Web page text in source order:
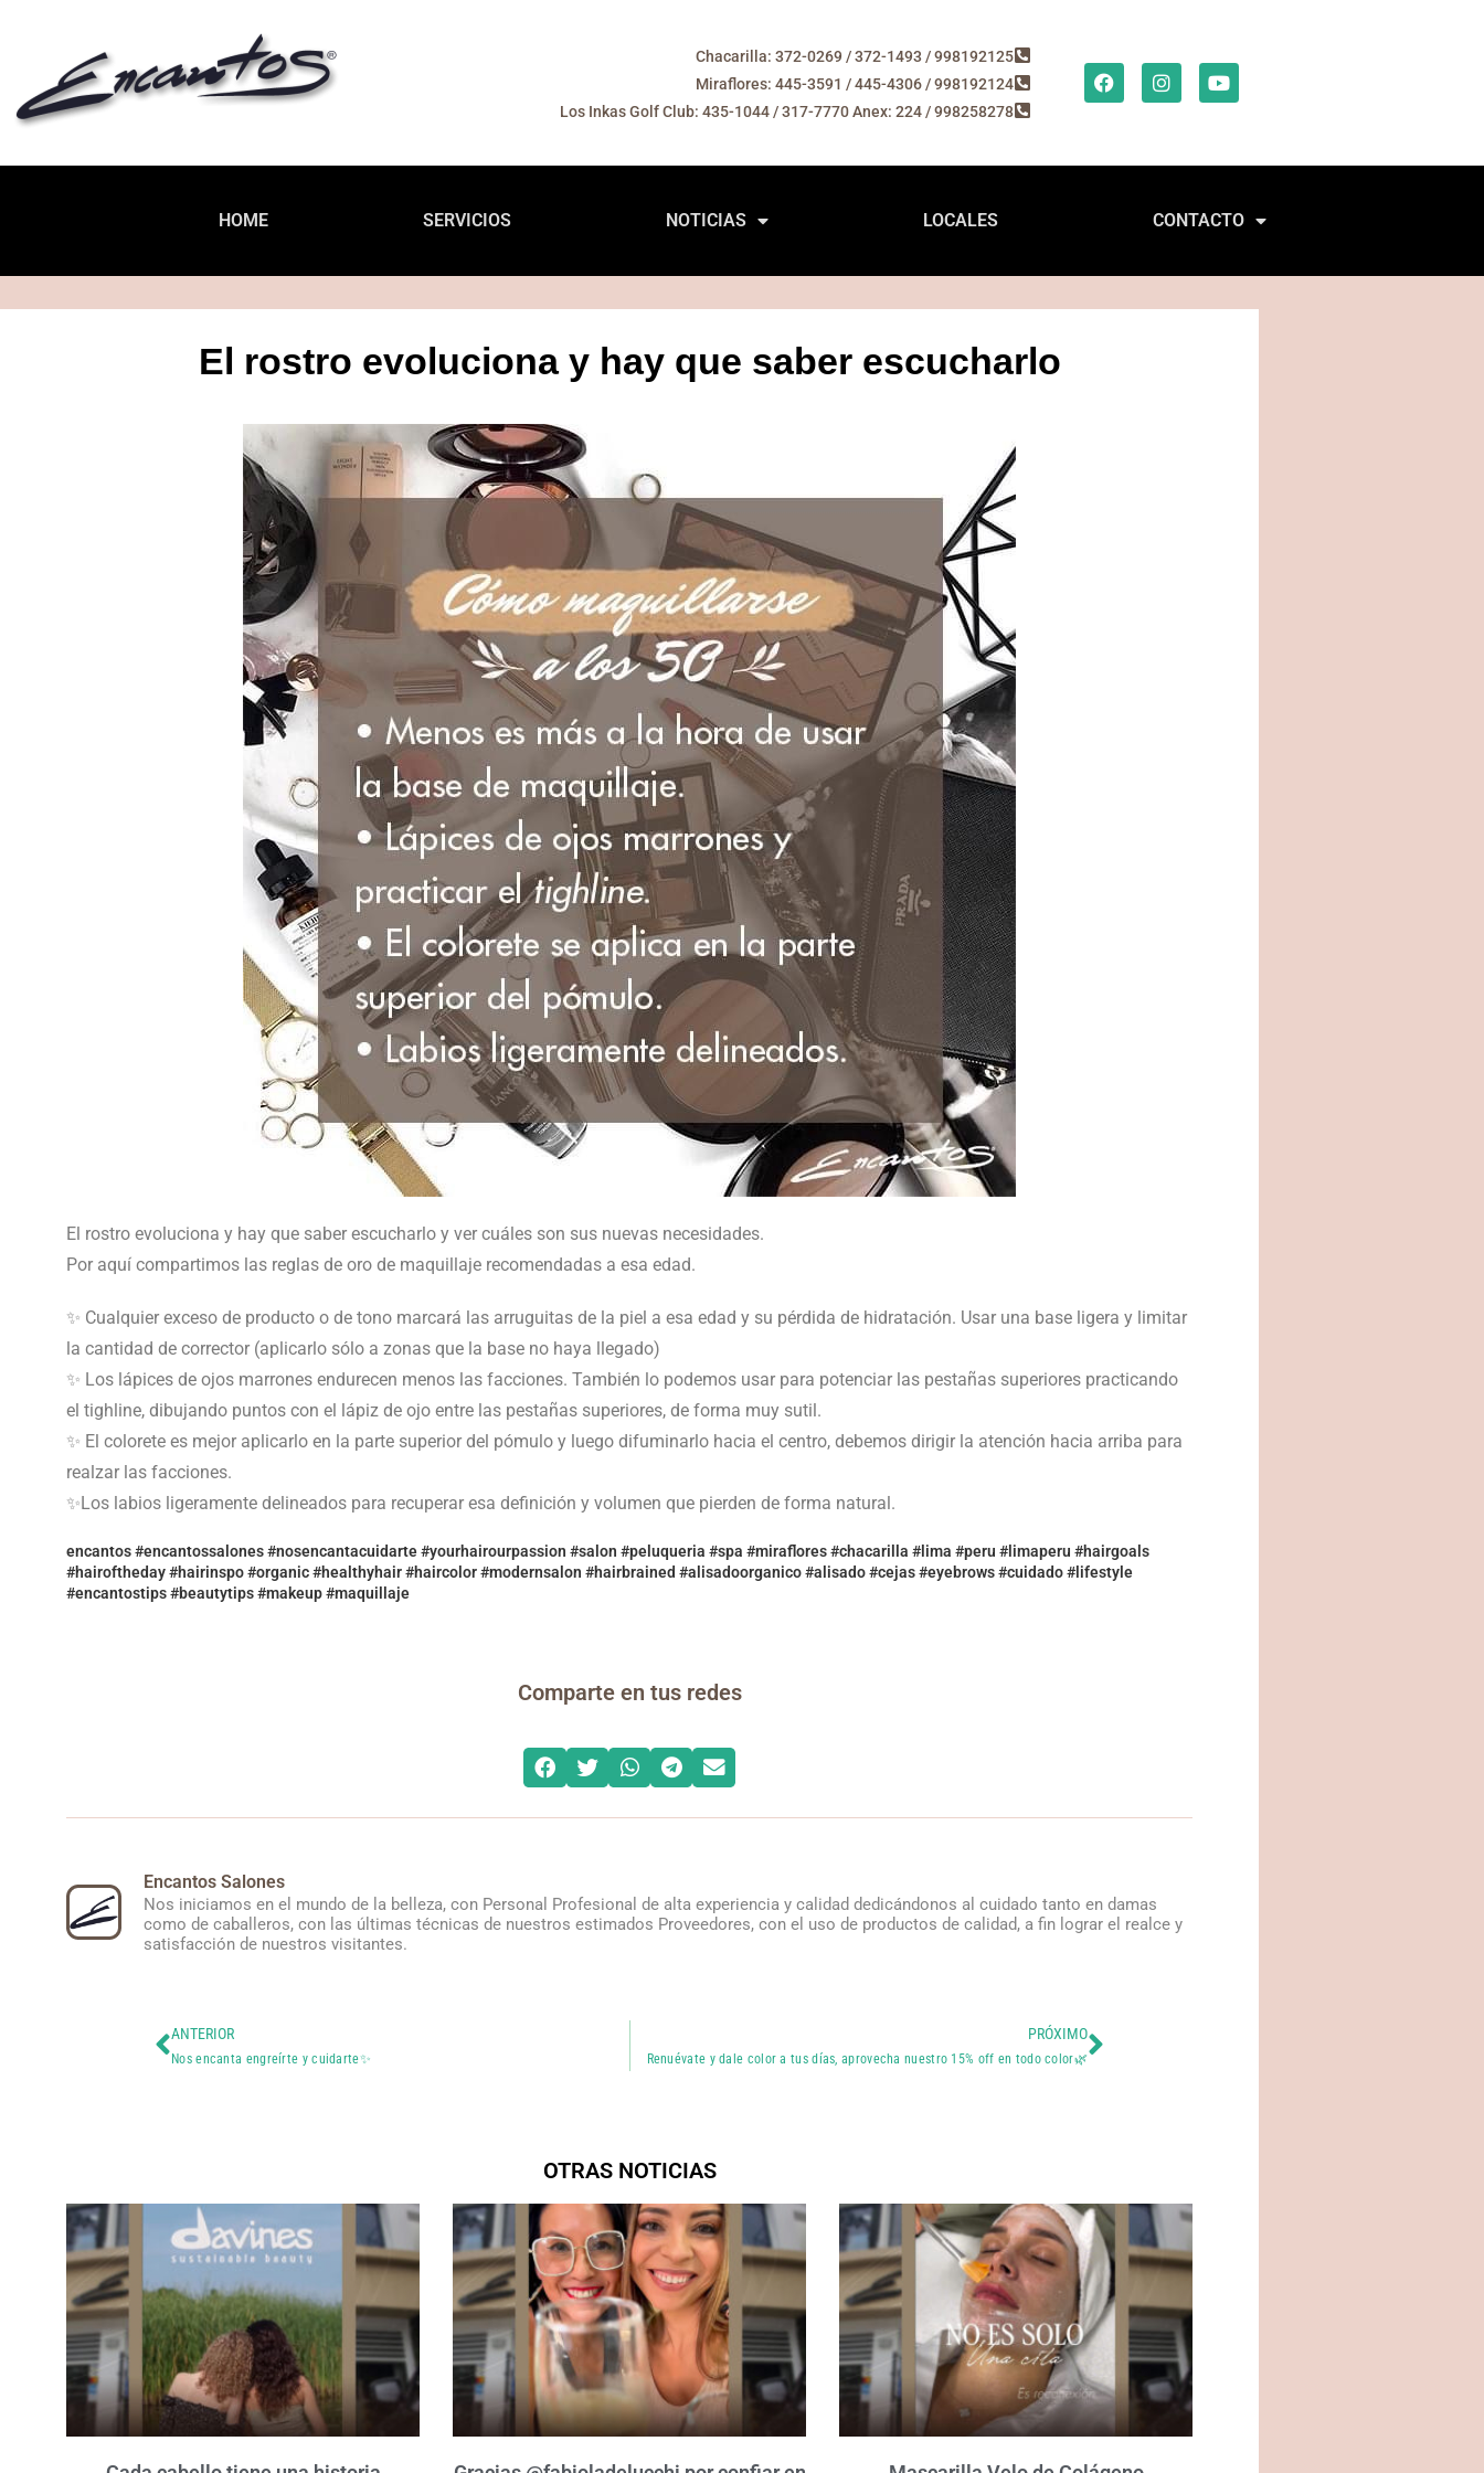
Chacarilla: 372-0269 / 372-1493 / 998192125
Miraflores: 445-3591 / 445-4306 / 998192124
Los Inkas Golf Club: 435-1044 / 317-7770 Anex: 224 / 998258278
HOME SERVICIOS NOTICIAS LOCALES CONTACTO
El rostro evoluciona y hay que saber escucharlo
El rostro evoluciona y hay que saber escucharlo y ver cuáles son sus nuevas necesidades.
Por aquí compartimos las reglas de oro de maquillaje recomendadas a esa edad.
✨ Cualquier exceso de producto o de tono marcará las arruguitas de la piel a esa edad y su pérdida de hidratación. Usar una base ligera y limitar
la cantidad de corrector (aplicarlo sólo a zonas que la base no haya llegado)
✨ Los lápices de ojos marrones endurecen menos las facciones. También lo podemos usar para potenciar las pestañas superiores practicando
el tighline, dibujando puntos con el lápiz de ojo entre las pestañas superiores, de forma muy sutil.
✨ El colorete es mejor aplicarlo en la parte superior del pómulo y luego difuminarlo hacia el centro, debemos dirigir la atención hacia arriba para
realzar las facciones.
✨Los labios ligeramente delineados para recuperar esa definición y volumen que pierden de forma natural.
encantos #encantossalones #nosencantacuidarte #yourhairourpassion #salon #peluqueria #spa #miraflores #chacarilla #lima #peru #limaperu #hairgoals
#hairoftheday #hairinspo #organic #healthyhair #haircolor #modernsalon #hairbrained #alisadoorganico #alisado #cejas #eyebrows #cuidado #lifestyle
#encantostips #beautytips #makeup #maquillaje
Comparte en tus redes
Encantos Salones
Nos iniciamos en el mundo de la belleza, con Personal Profesional de alta experiencia y calidad dedicándonos al cuidado tanto en damas
como de caballeros, con las últimas técnicas de nuestros estimados Proveedores, con el uso de productos de calidad, a fin lograr el realce y
satisfacción de nuestros visitantes.
ANTERIOR
Nos encanta engreírte y cuidarte✨
PRÓXIMO
Renuévate y dale color a tus días, aprovecha nuestro 15% off en todo color🌿
OTRAS NOTICIAS